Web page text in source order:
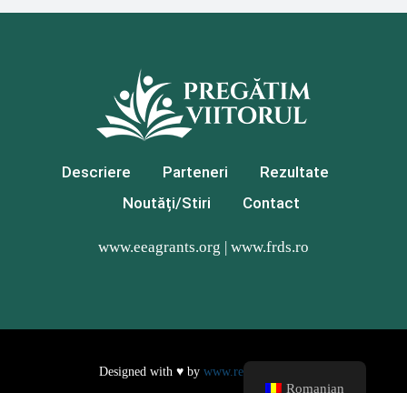
Descriere Parteneri
Rezultate
Noutăți/Stiri
Contact
www.eeagrants.org www.frds.ro
Designed with ♥ by www.revamp.design
Romanian